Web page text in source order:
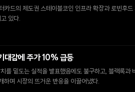
드의 제도권 스테이블코인 인프라 확장과 로빈후드
있다.
대감에 주가 10% 급등
밑도는 실적을 발표했음에도 불구하고, 블랙록과
하며 시장의 뜨거운 반응을 이끌어냈다.